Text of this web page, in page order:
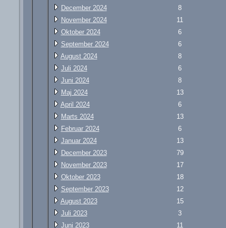
December 2024
8
November 2024
11
Oktober 2024
6
September 2024
6
August 2024
8
Juli 2024
6
Juni 2024
8
Maj 2024
13
April 2024
6
Marts 2024
13
Februar 2024
6
Januar 2024
13
December 2023
79
November 2023
17
Oktober 2023
18
September 2023
12
August 2023
15
Juli 2023
3
Juni 2023
11